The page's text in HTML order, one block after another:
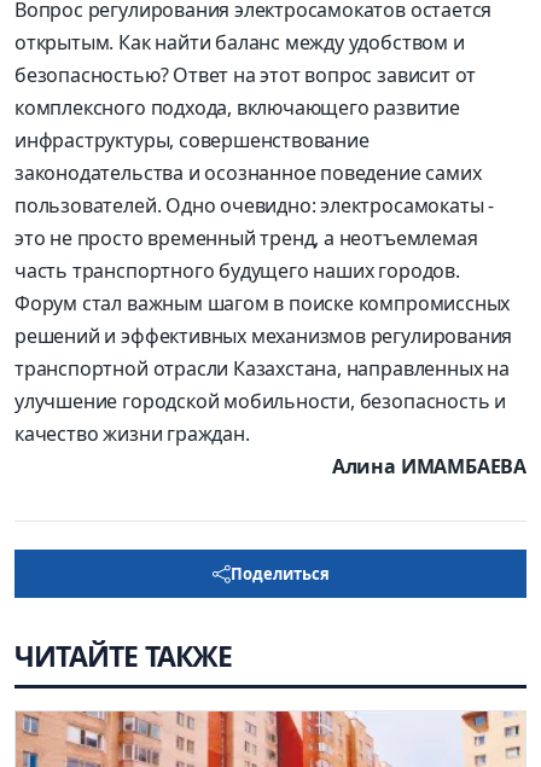
Вопрос регулирования электросамокатов остается
открытым. Как найти баланс между удобством и
безопасностью? Ответ на этот вопрос зависит от
комплексного подхода, включающего развитие
инфраструктуры, совершенствование
законодательства и осознанное поведение самих
пользователей. Одно очевидно: электросамокаты -
это не просто временный тренд, а неотъемлемая
часть транспортного будущего наших городов.
Форум стал важным шагом в поиске компромиссных
решений и эффективных механизмов регулирования
транспортной отрасли Казахстана, направленных на
улучшение городской мобильности, безопасность и
качество жизни граждан.
Алина ИМАМБАЕВА
Поделиться
ЧИТАЙТЕ ТАКЖЕ